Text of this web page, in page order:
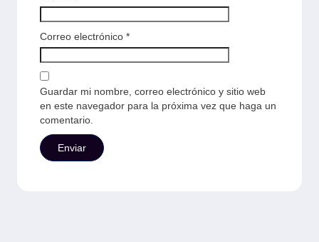
Correo electrónico *
Guardar mi nombre, correo electrónico y sitio web
en este navegador para la próxima vez que haga un
comentario.